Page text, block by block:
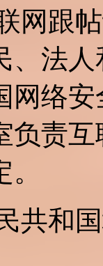
网跟
、法
网络
负责
共和